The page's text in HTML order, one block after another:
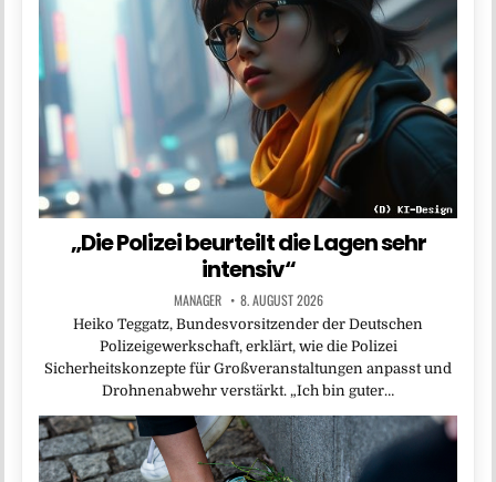
„Die Polizei beurteilt die Lagen sehr
intensiv“
MANAGER 8. AUGUST 2026
Heiko Teggatz, Bundesvorsitzender der Deutschen
Polizeigewerkschaft, erklärt, wie die Polizei
Sicherheitskonzepte für Großveranstaltungen anpasst und
Drohnenabwehr verstärkt. „Ich bin guter…